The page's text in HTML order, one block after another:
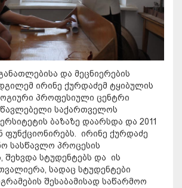
და მეცნიერების
ირინე ქურდაძემ ტყიბულის
პროფესიული ცენტრი
საქართველოს
ბაზაზე დაარსდა და 2011
ფუნქციონირებს. ირინე ქურდაძე
სასწავლო პროცესის
შეხვდა სტუდენტებს და ის
სადაც სტუდენტები
შესაბამისად საწარმოო